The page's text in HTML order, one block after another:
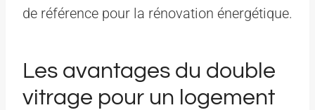
de référence pour la rénovation énergétique.
Les avantages du double
vitrage pour un logement